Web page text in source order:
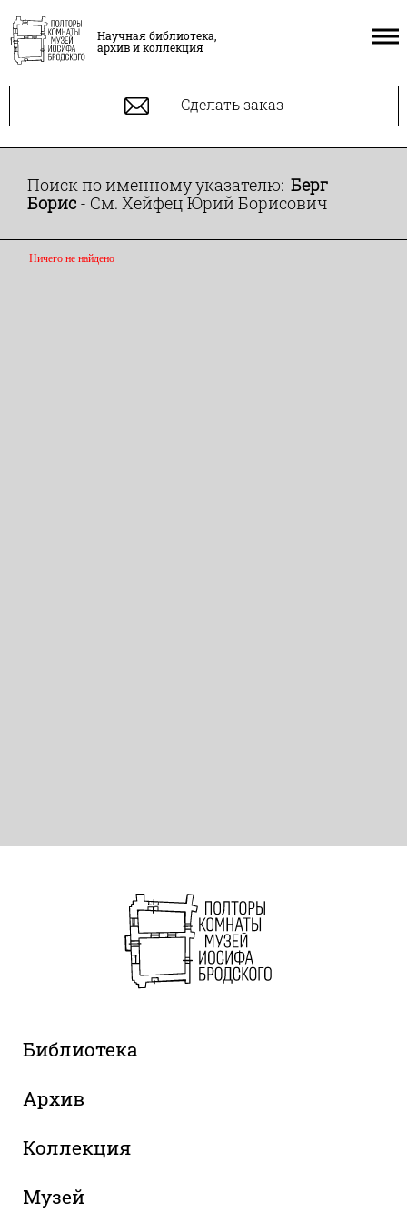
Научная библиотека,
архив и коллекция
Сделать заказ
Поиск по именному указателю: Берг
Борис- См. Хейфец Юрий Борисович
Ничего не найдено
Библиотека
Архив
Коллекция
Музей